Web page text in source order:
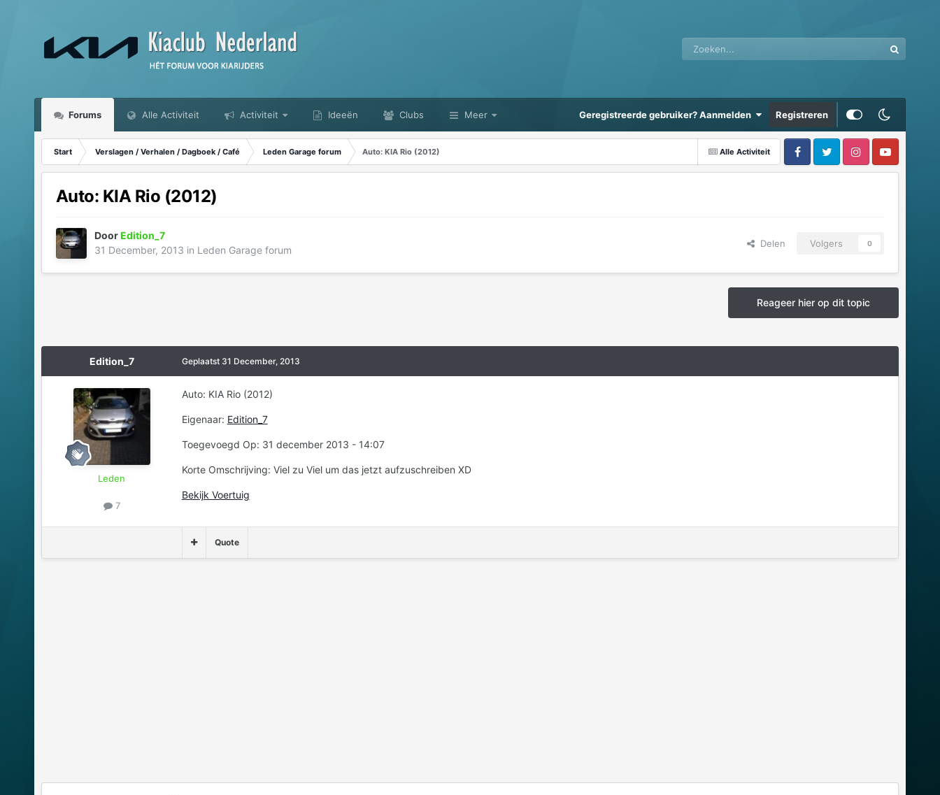
Forums Alle Activiteit Activiteit Ideeën Clubs Meer Geregistreerde gebruiker? Aanmelden Registreren
Alle Activiteit
Start Verslagen / Verhalen / Dagboek / Café Leden Garage forum Auto: KIA Rio (2012)
Auto: KIA Rio (2012)
DoorEdition_7
31 December, 2013 in Leden Garage forum
Delen Volgers 0
Reageer hier op dit topic
Edition_7
Leden
7
Geplaatst 31 December, 2013
Auto: KIA Rio (2012)
Eigenaar: Edition_7
Toegevoegd Op: 31 december 2013 - 14:07
Korte Omschrijving: Viel zu Viel um das jetzt aufzuschreiben XD
Bekijk Voertuig
Quote